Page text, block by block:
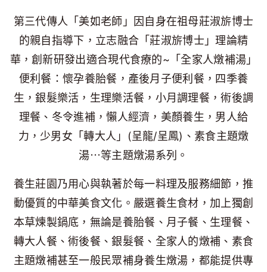
第三代傳人「美如老師」因自身在祖母莊淑旂博士
的親自指導下，立志融合「莊淑旂博士」理論精
華，創新研發出適合現代食療的~「全家人燉補湯」
便利餐：懷孕養胎餐，產後月子便利餐，四季養
生，銀髮樂活，生理樂活餐，小月調理餐，術後調
理餐、冬令進補，懶人經濟，美顏養生，男人給
力，少男女「轉大人」(呈龍/呈鳳)、素食主題燉
湯⋯等主題燉湯系列。
養生莊園乃用心與執著於每一料理及服務細節，推
動優質的中華美食文化。嚴選養生食材，加上獨創
本草煉製鍋底，無論是養胎餐、月子餐、生理餐、
轉大人餐、術後餐、銀髮餐、全家人的燉補、素食
主題燉補甚至一般民眾補身養生燉湯，都能提供專